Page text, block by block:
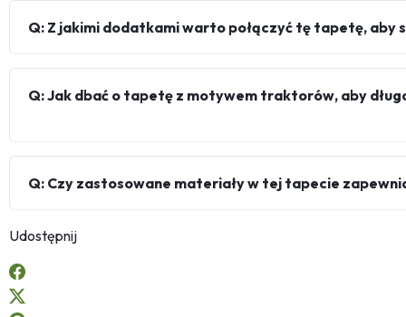
Q: Z jakimi dodatkami warto połączyć tę tapetę, aby
Q: Jak dbać o tapetę z motywem traktorów, aby
Q: Czy zastosowane materiały w tej tapecie
Udostępnij